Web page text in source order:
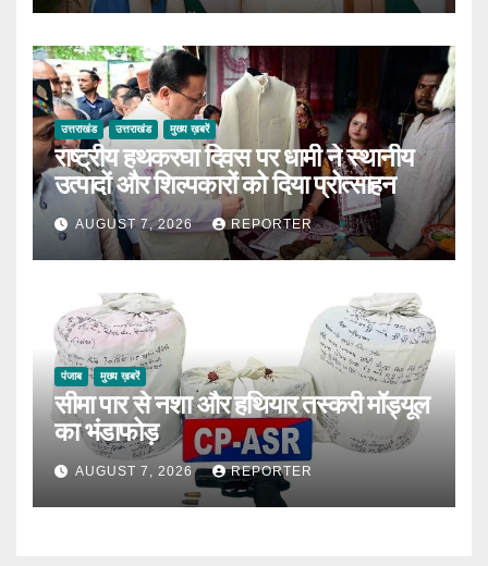
उत्तराखंड उत्तराखंड मुख्य ख़बरें
राष्ट्रीय हथकरघा दिवस पर धामी ने स्थानीय
उत्पादों और शिल्पकारों को दिया प्रोत्साहन
AUGUST 7, 2026 REPORTER
पंजाब मुख्य ख़बरें
सीमा पार से नशा और हथियार तस्करी मॉड्यूल
का भंडाफोड़
AUGUST 7, 2026 REPORTER